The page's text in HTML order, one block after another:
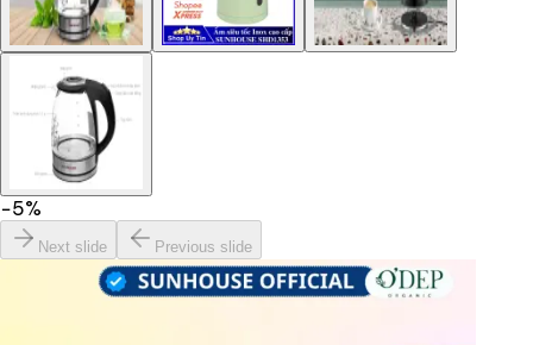
−5%
Next slide Previous slide